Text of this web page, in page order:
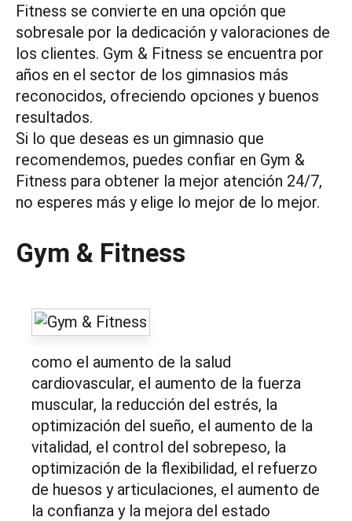
Fitness se convierte en una opción que
sobresale por la dedicación y valoraciones de
los clientes. Gym & Fitness se encuentra por
años en el sector de los gimnasios más
reconocidos, ofreciendo opciones y buenos
resultados.
Si lo que deseas es un gimnasio que
recomendemos, puedes confiar en Gym &
Fitness para obtener la mejor atención 24/7,
no esperes más y elige lo mejor de lo mejor.
Gym & Fitness
como el aumento de la salud
cardiovascular, el aumento de la fuerza
muscular, la reducción del estrés, la
optimización del sueño, el aumento de la
vitalidad, el control del sobrepeso, la
optimización de la flexibilidad, el refuerzo
de huesos y articulaciones, el aumento de
la confianza y la mejora del estado